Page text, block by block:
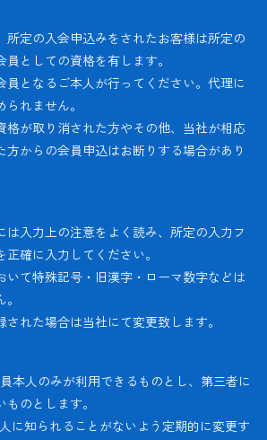
所定の入会申込みをされたお客様は所定の
としての資格を有します。
員となるご本人が行ってください。代理に
れません。
格が取り消された方やその他、当社が相応
方からの会員申込はお断りする場合があり
は入力上の注意をよく読み、所定の入力フ
確に入力してください。
いて特殊記号・旧漢字・ローマ数字などは
された場合は当社にて変更致します。
本人のみが利用できるものとし、第三者に
のとします。
に知られることがないよう定期的に変更す